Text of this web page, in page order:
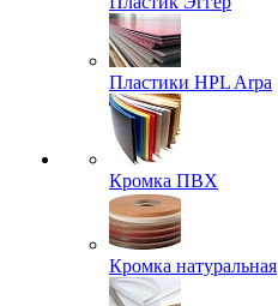
Пластики HPL Arpa
Кромка ПВХ
Кромка натуральная